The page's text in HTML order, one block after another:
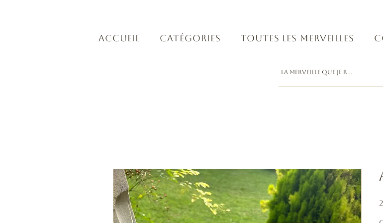
Accueil Catégories Toutes les merveilles